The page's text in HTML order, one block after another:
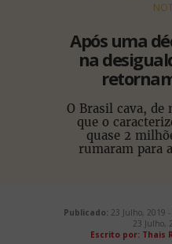
Após uma
na
O Brasil cava, de
que o
quase 2
rumaram para
Publicado: 23 Julho, 2019
23 Julho,
Escrito por: Thais